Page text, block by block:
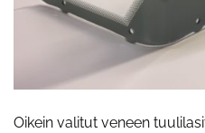
Oikein valitut veneen